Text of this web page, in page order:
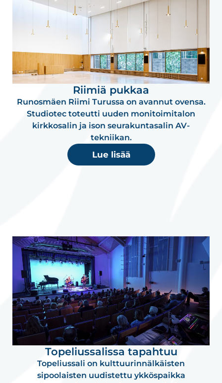
Riimiä pukkaa
Runosmäen Riimi Turussa on avannut ovensa.
Studiotec toteutti uuden monitoimitalon
kirkkosalin ja ison seurakuntasalin AV-
tekniikan.
Lue lisää
Topeliussalissa tapahtuu
Topeliussali on kulttuurinnälkäisten
sipoolaisten uudistettu ykköspaikka